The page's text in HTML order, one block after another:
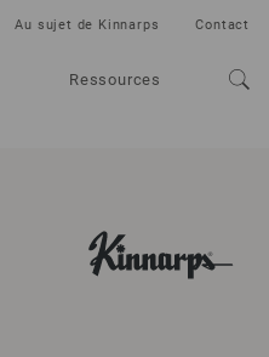
Ressources
Au sujet de Kinnarps Contact